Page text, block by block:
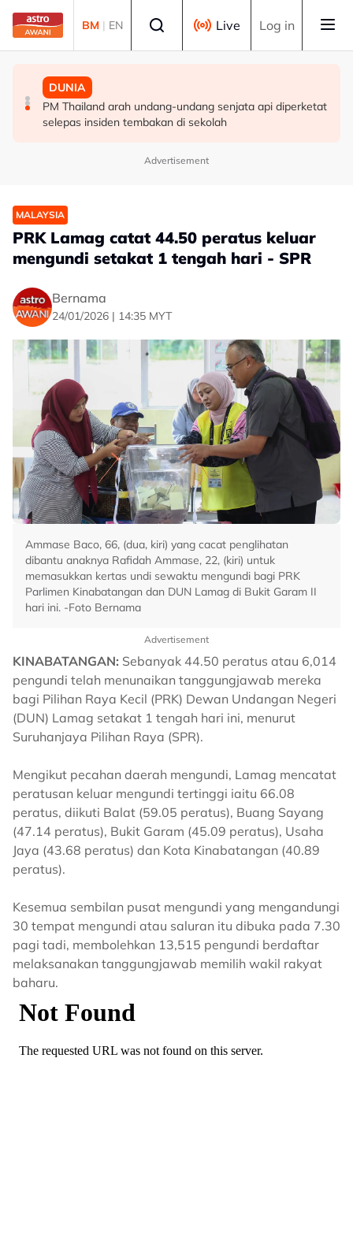
Skip to main content
BM | EN Live Log in
MALAYSIA
Berita tempatan pilihan sepanjang hari ini
MALAYSIA
Pengacara, ahli perniagaan ditahan bantu siasatan
audio siar sentuh isu sensitiviti agama
DUNIA
PM Thailand arah undang-undang senjata api diperketat
selepas insiden tembakan di sekolah
Advertisement
MALAYSIA
PRK Lamag catat 44.50 peratus keluar
mengundi setakat 1 tengah hari - SPR
Bernama
24/01/2026 | 14:35 MYT
Ammase Baco, 66, (dua, kiri) yang cacat penglihatan
dibantu anaknya Rafidah Ammase, 22, (kiri) untuk
memasukkan kertas undi sewaktu mengundi bagi PRK
Parlimen Kinabatangan dan DUN Lamag di Bukit Garam II
hari ini. -Foto Bernama
Advertisement
KINABATANGAN: Sebanyak 44.50 peratus atau 6,014
pengundi telah menunaikan tanggungjawab mereka
bagi Pilihan Raya Kecil (PRK) Dewan Undangan Negeri
(DUN) Lamag setakat 1 tengah hari ini, menurut
Suruhanjaya Pilihan Raya (SPR).
Mengikut pecahan daerah mengundi, Lamag mencatat
peratusan keluar mengundi tertinggi iaitu 66.08
peratus, diikuti Balat (59.05 peratus), Buang Sayang
(47.14 peratus), Bukit Garam (45.09 peratus), Usaha
Jaya (43.68 peratus) dan Kota Kinabatangan (40.89
peratus).
Kesemua sembilan pusat mengundi yang mengandungi
30 tempat mengundi atau saluran itu dibuka pada 7.30
pagi tadi, membolehkan 13,515 pengundi berdaftar
melaksanakan tanggungjawab memilih wakil rakyat
baharu.